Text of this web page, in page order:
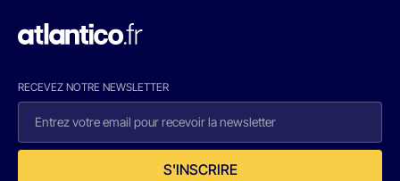
RECEVEZ NOTRE NEWSLETTER
S'INSCRIRE